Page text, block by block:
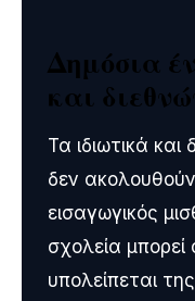
Δημόσια
και
Τα ιδιωτικά
δεν
εισαγωγικός
σχολεία
υπολείπεται